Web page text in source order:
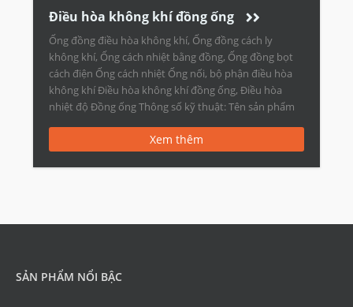
Điều hòa không khí đồng ống
Ống đồng điều hòa không khí, Ống đồng cách ly
không khí, Ống cách nhiệt bằng đồng, Ống đồng bọt
cách điện Ống cách nhiệt Ống nối, bộ phận điều hòa
không khí Điều hòa không khí đồng ống, Điều hòa
nhiệt độ Đồng ống Thông số kỹ thuật: Tên sản phẩm
Xem thêm
SẢN PHẨM NỔI BẬC